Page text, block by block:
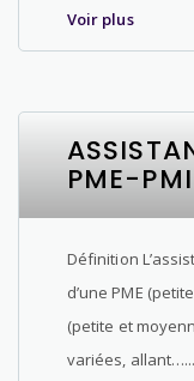
Voir plus
PME-PMI
Définition
d’une PME
(petite et
variées, allant…...